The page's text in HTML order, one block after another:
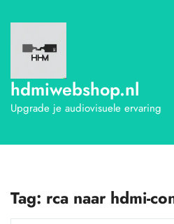
naar
inhoud
hdmiwebshop.nl
Upgrade je audiovisuele ervaring
Tag: rca naar hdmi-